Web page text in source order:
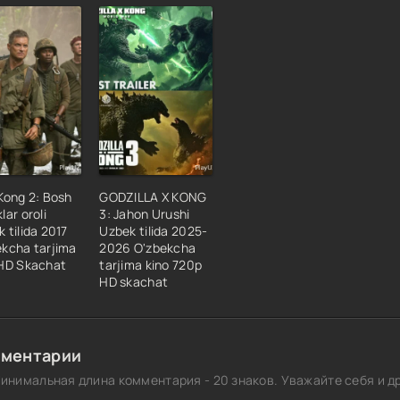
2: Bosh
oroli
tilida 2017
tarjima
Skachat
GODZILLA X KONG
3: Jahon Urushi
Uzbek tilida 2025-
2026 O'zbekcha
tarjima kino 720p
HD skachat
длина комментария - 20 знаков. Уважайте себя и